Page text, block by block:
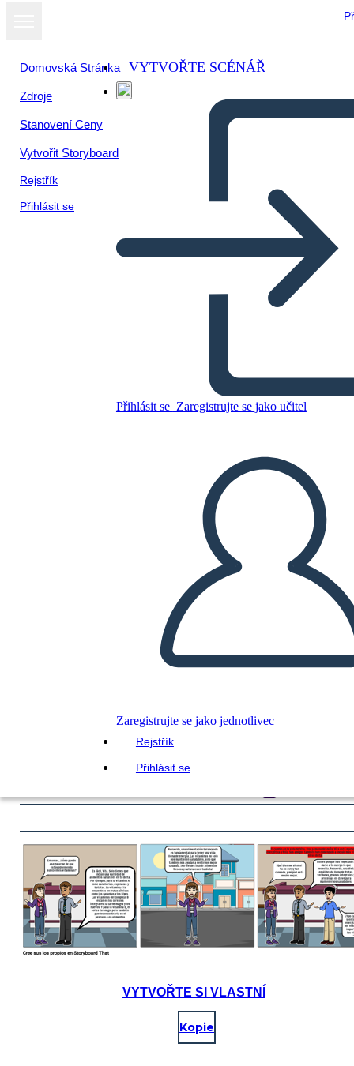
Domovská Stránka
Zdroje
Stanovení Ceny
Vytvořit Storyboard
Rejstřík
Přihlásit se
VYTVOŘTE SCÉNÁŘ
Přihlásit se Zaregistrujte se jako učitel
Zaregistrujte se jako jednotlivec
Rejstřík
Přihlásit se
Zkopírujte tento scénář
VYTVOŘIT STORYBOARD
PŘEČTI MI
Zobrazit jako
prezentaci
VYTVOŘTE SI VLASTNÍ
Kopie